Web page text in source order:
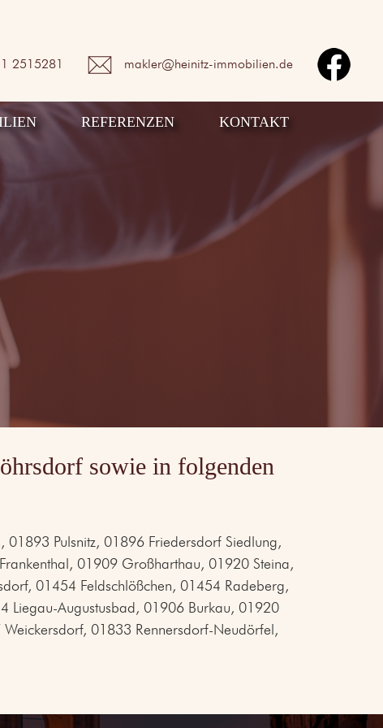
2515281 makler@heinitz-immobilien.de
REFERENZEN KONTAKT
sowie in folgenden
Pulsnitz, 01896 Friedersdorf Siedlung,
01909 Großharthau, 01920 Steina,
01454 Feldschlößchen, 01454 Radeberg,
Augustusbad, 01906 Burkau, 01920
01833 Rennersdorf-Neudörfel,